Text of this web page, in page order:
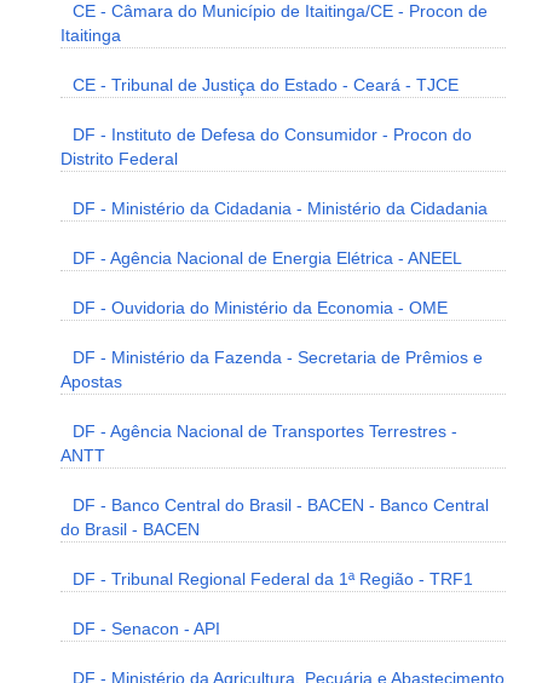
CE - Câmara do Município de Itaitinga/CE - Procon de
Itaitinga
CE - Tribunal de Justiça do Estado - Ceará - TJCE
DF - Instituto de Defesa do Consumidor - Procon do
Distrito Federal
DF - Ministério da Cidadania - Ministério da Cidadania
DF - Agência Nacional de Energia Elétrica - ANEEL
DF - Ouvidoria do Ministério da Economia - OME
DF - Ministério da Fazenda - Secretaria de Prêmios e
Apostas
DF - Agência Nacional de Transportes Terrestres -
ANTT
DF - Banco Central do Brasil - BACEN - Banco Central
do Brasil - BACEN
DF - Tribunal Regional Federal da 1ª Região - TRF1
DF - Senacon - API
DF - Ministério da Agricultura, Pecuária e Abastecimento